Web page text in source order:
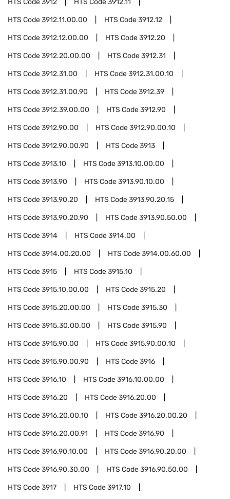
HTS Code3912 HTS Code3912.11
HTS Code3912.11.00.00 HTS Code3912.12
HTS Code3912.12.00.00 HTS Code3912.20
HTS Code3912.20.00.00 HTS Code3912.31
HTS Code3912.31.00 HTS Code3912.31.00.10
HTS Code3912.31.00.90 HTS Code3912.39
HTS Code3912.39.00.00 HTS Code3912.90
HTS Code3912.90.00 HTS Code3912.90.00.10
HTS Code3912.90.00.90 HTS Code3913
HTS Code3913.10 HTS Code3913.10.00.00
HTS Code3913.90 HTS Code3913.90.10.00
HTS Code3913.90.20 HTS Code3913.90.20.15
HTS Code3913.90.20.90 HTS Code3913.90.50.00
HTS Code3914 HTS Code3914.00
HTS Code3914.00.20.00 HTS Code3914.00.60.00
HTS Code3915 HTS Code3915.10
HTS Code3915.10.00.00 HTS Code3915.20
HTS Code3915.20.00.00 HTS Code3915.30
HTS Code3915.30.00.00 HTS Code3915.90
HTS Code3915.90.00 HTS Code3915.90.00.10
HTS Code3915.90.00.90 HTS Code3916
HTS Code3916.10 HTS Code3916.10.00.00
HTS Code3916.20 HTS Code3916.20.00
HTS Code3916.20.00.10 HTS Code3916.20.00.20
HTS Code3916.20.00.91 HTS Code3916.90
HTS Code3916.90.10.00 HTS Code3916.90.20.00
HTS Code3916.90.30.00 HTS Code3916.90.50.00
HTS Code3917 HTS Code3917.10